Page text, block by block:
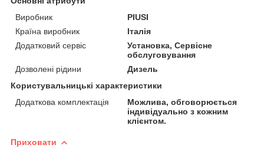
Виробник
PIUSI
Країна виробник
Італія
Додатковий сервіс
Установка, Сервісне
обслуговування
Дозволені рідини
Дизель
Користувальницькі характеристики
Додаткова комплектація
Можлива, обговорюється
індивідуально з кожним
клієнтом.
Приховати